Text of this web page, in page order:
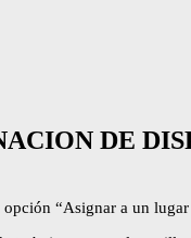
DE
“Asignar a un